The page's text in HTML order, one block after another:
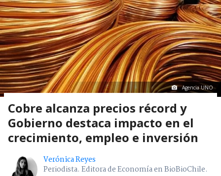
Agencia UNO
Cobre alcanza precios récord y
Gobierno destaca impacto en el
crecimiento, empleo e inversión
Verónica Reyes
Periodista. Editora de Economía en BioBioChile.